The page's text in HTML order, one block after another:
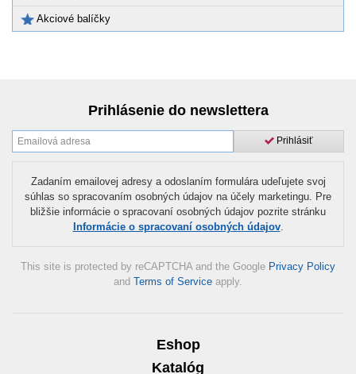
Akciové balíčky
Prihlásenie do newslettera
Prihlásiť
Zadaním emailovej adresy a odoslaním formulára udeľujete svoj
súhlas so spracovaním osobných údajov na účely marketingu. Pre
bližšie informácie o spracovaní osobných údajov pozrite stránku
Informácie o spracovaní osobných údajov.
This site is protected by reCAPTCHA and the Google Privacy Policy
and Terms of Service apply.
Eshop
Katalóg